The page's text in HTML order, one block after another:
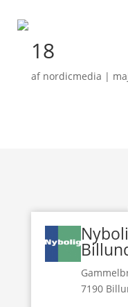
Forside
18
af nordicmedia |
7190